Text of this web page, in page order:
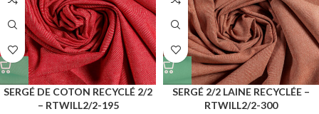
SERGÉ DE COTON RECYCLÉ 2/2
– RTWILL2/2-195
SERGÉ 2/2 LAINE RECYCLÉE –
RTWILL2/2-300